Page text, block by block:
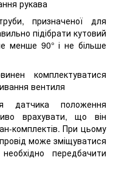
рукава
призначеної для
підібрати кутовий
менше 90° і не більше
комплектуватися
вентиля
датчика положення
врахувати, що він
комплектів. При цьому
може зміщуватися
передбачити